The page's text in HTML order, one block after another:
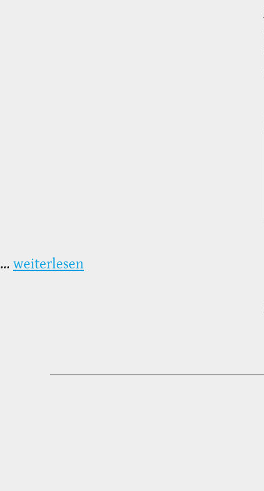
… weiterlesen